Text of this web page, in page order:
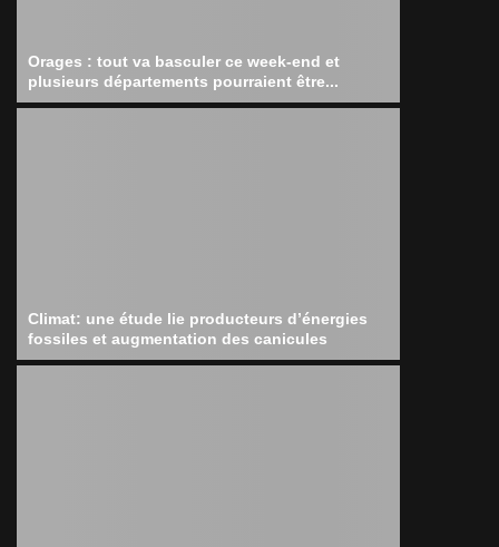
Orages : tout va basculer ce week-end et
plusieurs départements pourraient être...
Climat: une étude lie producteurs d’énergies
fossiles et augmentation des canicules